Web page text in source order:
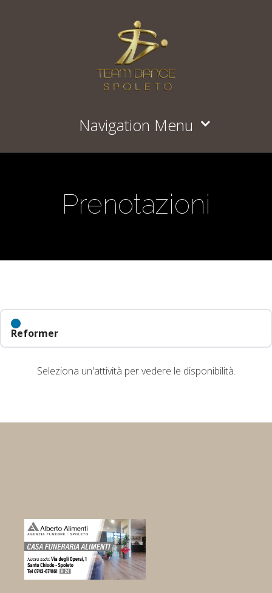
Navigation Menu
Prenotazioni
Reformer
Seleziona un'attività per vedere le disponibilità.